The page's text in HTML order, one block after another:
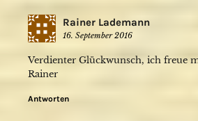
Rainer Lademann
16. September 2016
Verdienter Glückwunsch, ich freue
Rainer
Antworten